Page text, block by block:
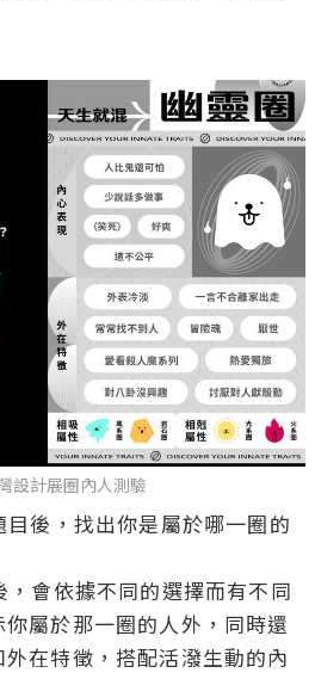
設計展圈內人測驗
後，找出你是屬於哪一圈的
會依據不同的選擇而有不同
屬於那一圈的人外，同時還
在特徵，搭配活潑生動的內